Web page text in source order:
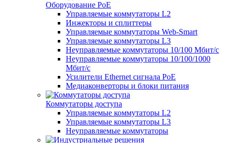
Оборудование PoE
Управляемые коммутаторы L2
Инжекторы и сплиттеры
Управляемые коммутаторы Web-Smart
Управляемые коммутаторы L3
Неуправляемые коммутаторы 10/100 Мбит/с
Неуправляемые коммутаторы 10/100/1000
Мбит/с
Усилители Ethernet сигнала PoE
Медиаконверторы и блоки питания
Коммутаторы доступа
Управляемые коммутаторы L2
Управляемые коммутаторы L3
Неуправляемые коммутаторы